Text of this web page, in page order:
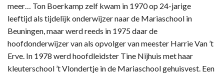
meer… Ton Boerkamp zelf kwam in 1970 op 24-jarige
leeftijd als tijdelijk onderwijzer naar de Mariaschool in
Beuningen, maar werd reeds in 1975 daar de
hoofdonderwijzer van als opvolger van meester Harrie Van ’t
Erve. In 1978 werd hoofdleidster Tine Nijhuis met haar
kleuterschool ’t Vlondertje in de Mariaschool gehuisvest. Een